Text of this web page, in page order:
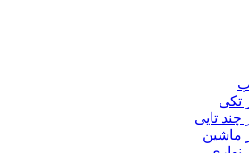
تکی
چند تایی
ماشین